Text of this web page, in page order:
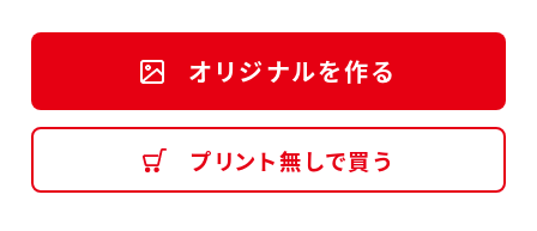
オリジナルを作る
プリント無しで買う